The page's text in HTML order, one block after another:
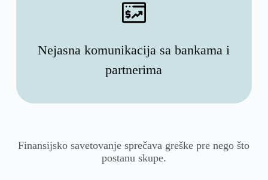
Nejasna komunikacija sa bankama i
partnerima
Finansijsko savetovanje sprečava greške pre nego što
postanu skupe.